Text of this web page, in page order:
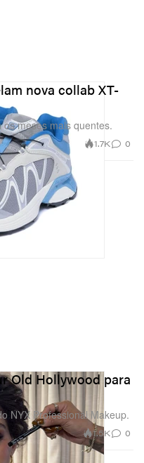
nova collab XT-
meses mais quentes.
1.7K 0
Old Hollywood para
NYX Professional Makeup.
1.5K 0